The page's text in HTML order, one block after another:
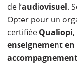
de l’audiovisuel.
Opter pour un
certifiée Qualiopi
enseignement en